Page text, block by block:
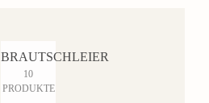
BRAUTSCHLEIER
10
PRODUKTE